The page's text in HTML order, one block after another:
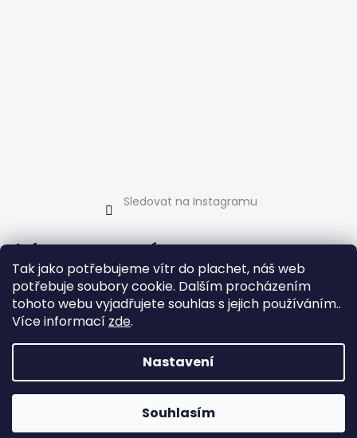
Tak jako potřebujeme vítr do plachet, náš web
potřebuje soubory cookie. Dalším procházením
tohoto webu vyjadřujete souhlas s jejich používáním..
Více informací zde.
Nastavení
Souhlasím
Sledovat na Instagramu
Informace pro vás
Jak nakupovat
Obchodní podmínky
Podmínky ochrany osobních údajů
fkite.cz. Všechna práva vyhrazena.